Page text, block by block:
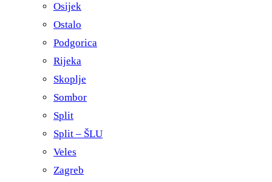
Osijek
Ostalo
Podgorica
Rijeka
Skoplje
Sombor
Split
Split – ŠLU
Veles
Zagreb